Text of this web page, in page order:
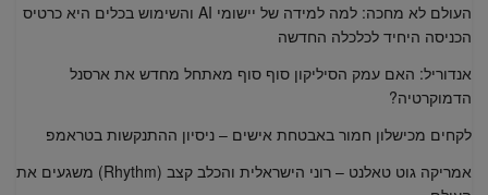
העולם לא מחכה: למה למידה של יישומי AI והשימוש בכלים היא כרטיס
הכניסה היחיד לכלכלה החדשה
אנדוריל: האם עמק הסיליקון סוף סוף מאתחל מחדש את ארסנל
הדמוקרטיה?
לקחים מכישלון חמור באבטחת אישים – ניסיון ההתנקשות בטראמפ
אמריקה גוט טאלנט – רוני הישראלית והכלב קצב (Rhythm) משגעים את